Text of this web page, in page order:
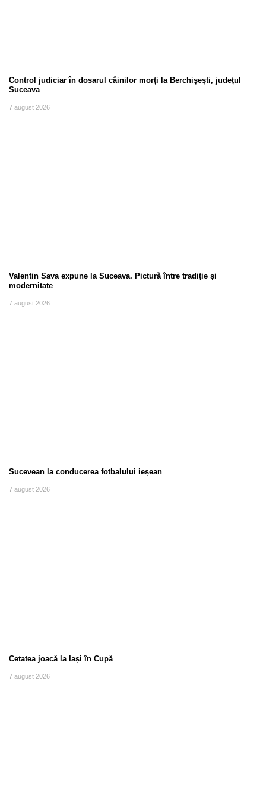
Control judiciar în dosarul câinilor morți la Berchișești, județul
Suceava
7 august 2026
Valentin Sava expune la Suceava. Pictură între tradiție și
modernitate
7 august 2026
Sucevean la conducerea fotbalului ieșean
7 august 2026
Cetatea joacă la Iași în Cupă
7 august 2026